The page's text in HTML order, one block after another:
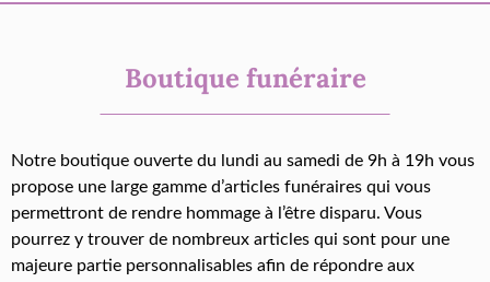
Boutique funéraire
Notre boutique ouverte du lundi au samedi de 9h à 19h vous
propose une large gamme d’articles funéraires qui vous
permettront de rendre hommage à l’être disparu. Vous
pourrez y trouver de nombreux articles qui sont pour une
majeure partie personnalisables afin de répondre aux